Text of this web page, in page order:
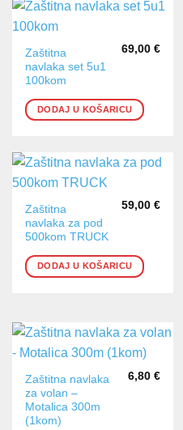
Zaštitna
navlaka set 5u1
100kom
69,00 €
DODAJ U KOŠARICU
Zaštitna
navlaka za pod
500kom TRUCK
59,00 €
DODAJ U KOŠARICU
Zaštitna navlaka
za volan –
Motalica 300m
(1kom)
6,80 €